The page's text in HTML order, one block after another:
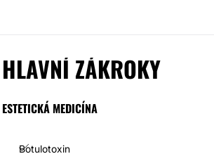
HLAVNÍ ZÁKROKY
ESTETICKÁ MEDICÍNA
Botulotoxin